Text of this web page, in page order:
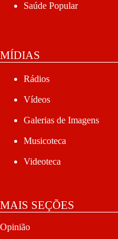
Saúde Popular
MÍDIAS
Rádios
Vídeos
Galerias de Imagens
Musicoteca
Videoteca
MAIS SEÇÕES
Opinião